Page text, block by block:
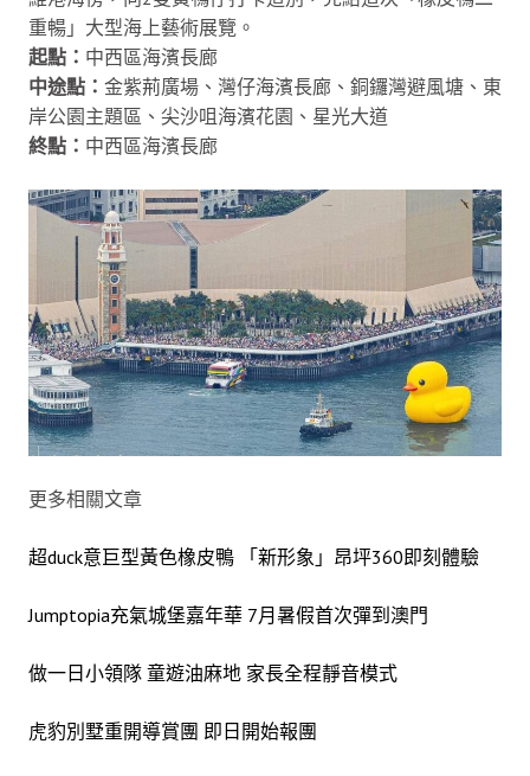
重暢」大型海上藝術展覽。
起點： 中西區海濱長廊
中途點： 金紫荊廣場、灣仔海濱長廊、銅鑼灣避風塘、東
岸公園主題區、尖沙咀海濱花園、星光大道
終點： 中西區海濱長廊
更多相關文章
超duck意巨型黃色橡皮鴨 「新形象」昂坪360即刻體驗
Jumptopia充氣城堡嘉年華 7月暑假首次彈到澳門
做一日小領隊 童遊油麻地 家長全程靜音模式
虎豹別墅重開導賞團 即日開始報團